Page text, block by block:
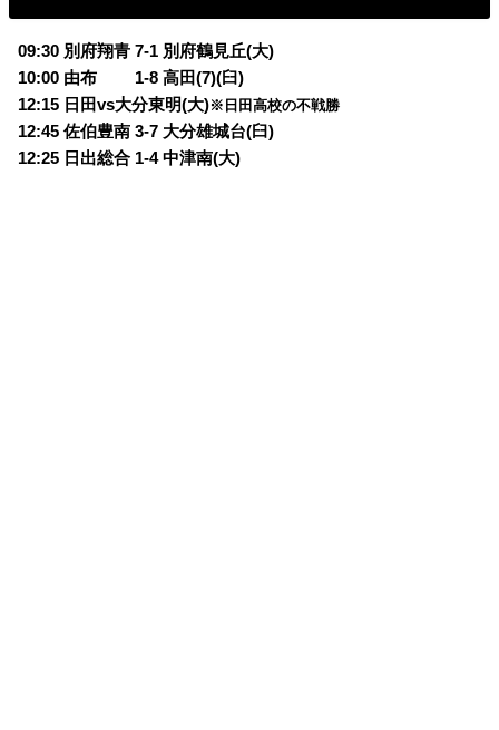
09:30 別府翔青 7-1 別府鶴見丘(大)
10:00 由布 1-8 高田(7)(臼)
12:15 日田vs大分東明(大)※日田高校の不戦勝
12:45 佐伯豊南 3-7 大分雄城台(臼)
12:25 日出総合 1-4 中津南(大)